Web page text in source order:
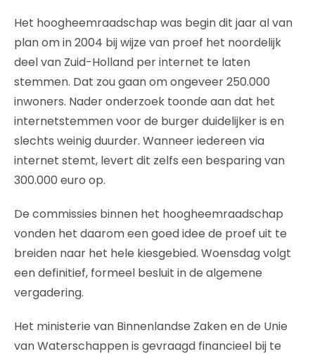
Het hoogheemraadschap was begin dit jaar al van
plan om in 2004 bij wijze van proef het noordelijk
deel van Zuid-Holland per internet te laten
stemmen. Dat zou gaan om ongeveer 250.000
inwoners. Nader onderzoek toonde aan dat het
internetstemmen voor de burger duidelijker is en
slechts weinig duurder. Wanneer iedereen via
internet stemt, levert dit zelfs een besparing van
300.000 euro op.
De commissies binnen het hoogheemraadschap
vonden het daarom een goed idee de proef uit te
breiden naar het hele kiesgebied. Woensdag volgt
een definitief, formeel besluit in de algemene
vergadering.
Het ministerie van Binnenlandse Zaken en de Unie
van Waterschappen is gevraagd financieel bij te